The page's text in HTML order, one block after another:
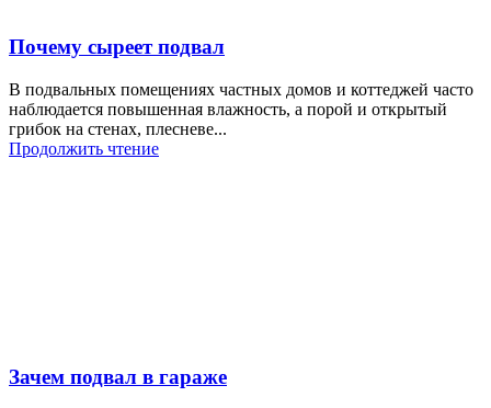
Почему сыреет подвал
В подвальных помещениях частных домов и коттеджей часто
наблюдается повышенная влажность, а порой и открытый
грибок на стенах, плесневе...
Продолжить чтение
Зачем подвал в гараже